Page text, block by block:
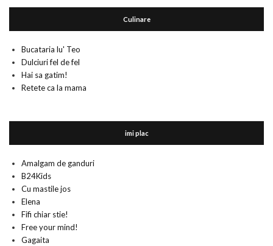
Culinare
Bucataria lu' Teo
Dulciuri fel de fel
Hai sa gatim!
Retete ca la mama
imi plac
Amalgam de ganduri
B24Kids
Cu mastile jos
Elena
Fifi chiar stie!
Free your mind!
Gagaita